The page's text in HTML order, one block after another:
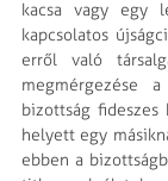
kacsa vagy egy
kapcsolatos
erről való
megmérgezése
bizottság
helyett egy
ebben a